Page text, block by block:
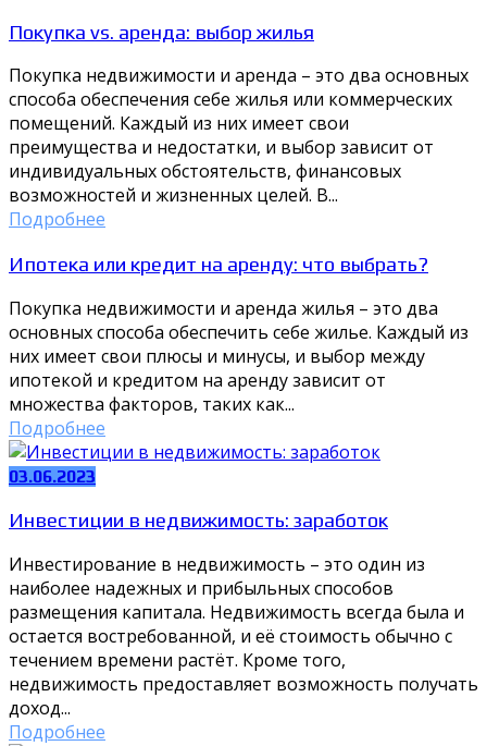
Покупка vs. аренда: выбор жилья
Покупка недвижимости и аренда – это два основных
способа обеспечения себе жилья или коммерческих
помещений. Каждый из них имеет свои
преимущества и недостатки, и выбор зависит от
индивидуальных обстоятельств, финансовых
возможностей и жизненных целей. В...
Подробнее
Ипотека или кредит на аренду: что выбрать?
Покупка недвижимости и аренда жилья – это два
основных способа обеспечить себе жилье. Каждый из
них имеет свои плюсы и минусы, и выбор между
ипотекой и кредитом на аренду зависит от
множества факторов, таких как...
Подробнее
03.06.2023
Инвестиции в недвижимость: заработок
Инвестирование в недвижимость – это один из
наиболее надежных и прибыльных способов
размещения капитала. Недвижимость всегда была и
остается востребованной, и её стоимость обычно с
течением времени растёт. Кроме того,
недвижимость предоставляет возможность получать
доход...
Подробнее